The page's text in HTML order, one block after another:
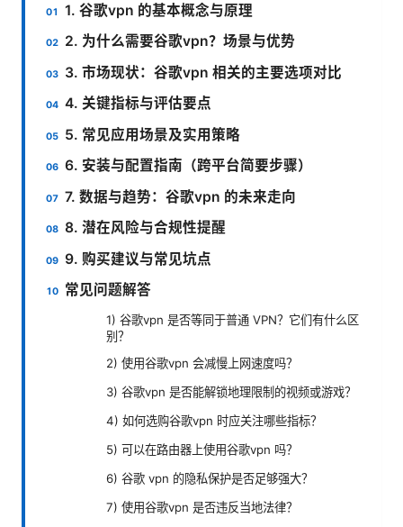
1. 谷歌vpn 的基本概念与原理
2. 为什么需要谷歌vpn？场景与优势
3. 市场现状：谷歌vpn 相关的主要选项对比
4. 关键指标与评估要点
5. 常见应用场景及实用策略
6. 安装与配置指南（跨平台简要步骤）
7. 数据与趋势：谷歌vpn 的未来走向
8. 潜在风险与合规性提醒
9. 购买建议与常见坑点
常见问题解答
1) 谷歌vpn 是否等同于普通 VPN？它们有什么区
别？
2) 使用谷歌vpn 会减慢上网速度吗？
3) 谷歌vpn 是否能解锁地理限制的视频或游戏？
4) 如何选购谷歌vpn 时应关注哪些指标？
5) 可以在路由器上使用谷歌vpn 吗？
6) 谷歌 vpn 的隐私保护是否足够强大？
7) 使用谷歌vpn 是否违反当地法律？